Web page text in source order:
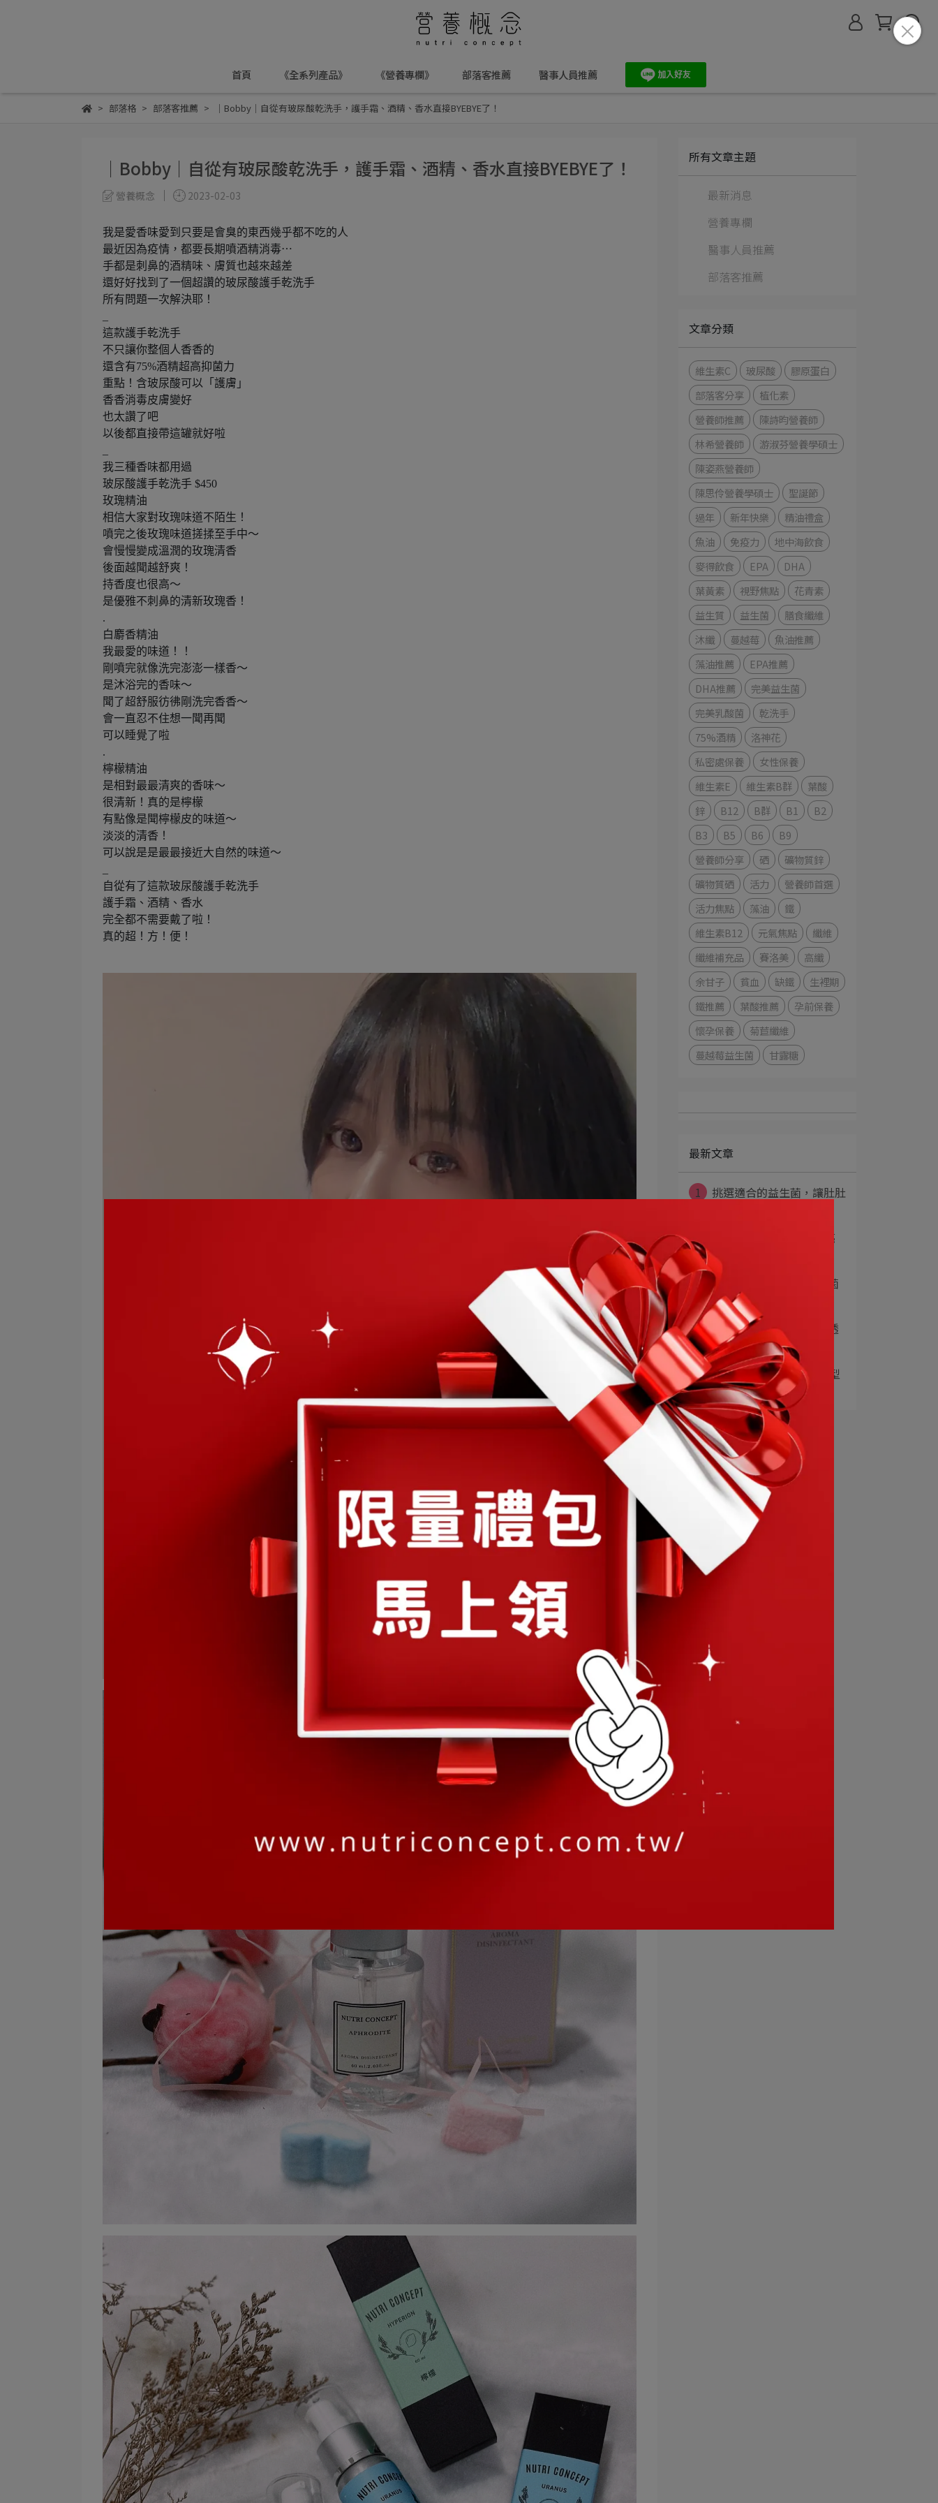
首頁 《全系列產品》 《營養專欄》 部落客推薦 醫事人員推薦
部落格 部落客推薦 ｜Bobby｜自從有玻尿酸乾洗手，護手霜、酒精、香水直接BYEBYE了！
｜Bobby｜自從有玻尿酸乾洗手，護手霜、酒精、香水直接BYEBYE了！
營養概念 2023-02-03
我是愛香味愛到只要是會臭的東西幾乎都不吃的人
最近因為疫情，都要長期噴酒精消毒⋯
手都是刺鼻的酒精味、膚質也越來越差
還好好找到了一個超讚的玻尿酸護手乾洗手
所有問題一次解決耶！
這款護手乾洗手
不只讓你整個人香香的
還含有75%酒精超高抑菌力
重點！含玻尿酸可以「護膚」
香香消毒皮膚變好
也太讚了吧
以後都直接帶這罐就好啦
我三種香味都用過
玻尿酸護手乾洗手 $450
玫瑰精油
相信大家對玫瑰味道不陌生！
噴完之後玫瑰味道搓揉至手中～
會慢慢變成溫潤的玫瑰清香
後面越聞越舒爽！
持香度也很高～
是優雅不刺鼻的清新玫瑰香！
.
白麝香精油
我最愛的味道！！
剛噴完就像洗完澎澎一樣香～
是沐浴完的香味～
聞了超舒服彷彿剛洗完香香～
會一直忍不住想一聞再聞
可以睡覺了啦
.
檸檬精油
是相對最最清爽的香味～
很清新！真的是檸檬
有點像是聞檸檬皮的味道～
淡淡的清香！
可以說是是最最接近大自然的味道～
自從有了這款玻尿酸護手乾洗手
護手霜、酒精、香水
完全都不需要戴了啦！
真的超！方！便！
所有文章主題
最新消息
營養專欄
醫事人員推薦
部落客推薦
文章分類
維生素C 玻尿酸
膠原蛋白
部落客分享
植化素
營養師推薦
陳詩昀營養師
林希營養師
游淑芬營養學碩士
陳姿燕營養師
陳思伶營養學碩士
聖誕節
過年
新年快樂
精油禮盒
魚油
免疫力
地中海飲食
麥得飲食
EPA
DHA
葉黃素
視野焦點
花青素
益生質
益生菌
膳食纖維
沐纖
蔓越莓
魚油推薦
藻油推薦
EPA推薦
DHA推薦
完美益生菌
完美乳酸菌
乾洗手
75%酒精
洛神花
私密處保養
女性保養
維生素E
維生素B群
葉酸
鋅
B12 B群 B1
B2
B3
B5 B6
B9
營養師分享
硒
礦物質鋅
礦物質硒
活力
營養師首選
活力焦點
藻油
鐵
維生素B12
元氣焦點
纖維
纖維補充品
賽洛美
高纖
余甘子
貧血 缺鐵
生裡期
鐵推薦
葉酸推薦
孕前保養
懷孕保養
菊苣纖維
蔓越莓益生菌
甘露糖
最新文章
1
挑選適合的益生菌，讓肚肚
2
Fiber Up賽洛美高纖透亮
飲 升級進⋯
3 | 焗烤白玉 | 蔓越莓益生菌
讓自己從內⋯
4 | 焗烤白玉 | 賽洛美高纖透
亮飲兼顧內⋯
5 | 雪莉 Shelly | 工作燒腦型
想⋯